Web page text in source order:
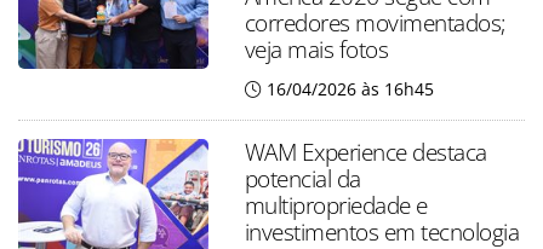
corredores movimentados;
veja mais fotos
16/04/2026 às 16h45
WAM Experience destaca
potencial da
multipropriedade e
investimentos em tecnologia